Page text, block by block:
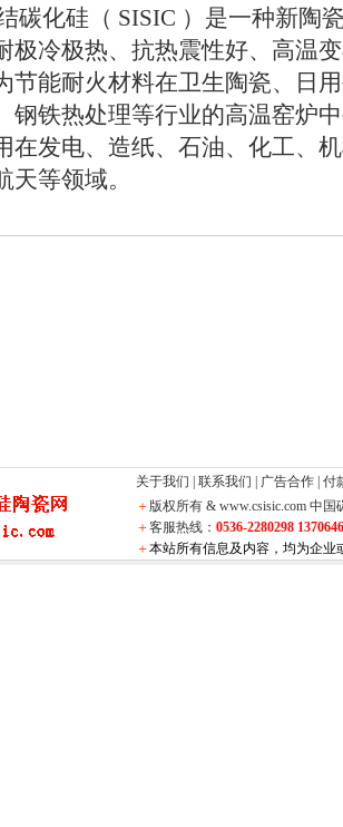
化硅（ SISIC ）是一种新陶
极冷极热、抗热震性好、高温
节能耐火材料在卫生陶瓷、日
钢铁热处理等行业的高温窑炉
在发电、造纸、石油、化工、
等领域。
关于我们 联系我们 广告合作| 付
＋ 版权所有 & www.csisic.com 中国
＋客服热线： 0536-2280298
＋本站所有信息及内容，均为企业